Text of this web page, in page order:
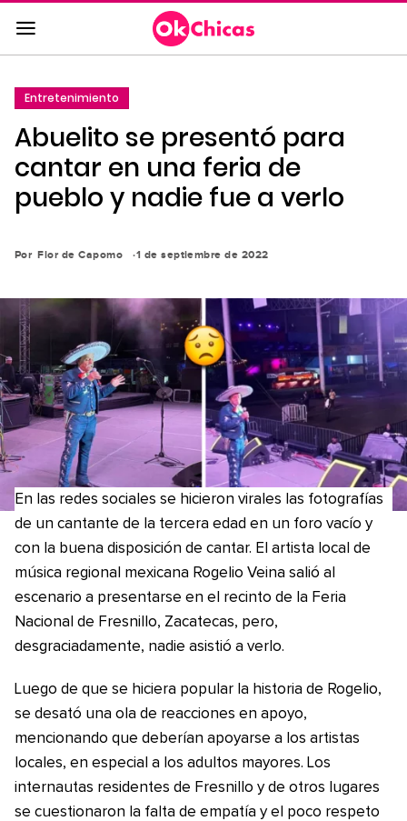
Saltar
al
contenido
a
la
navegación
principal
Entretenimiento
Abuelito se presentó para
cantar en una feria de
pueblo y nadie fue a verlo
Por Flor de Capomo 1 de septiembre de 2022
En las redes sociales se hicieron virales las fotografías
de un cantante de la tercera edad en un foro vacío y
con la buena disposición de cantar. El artista local de
música regional mexicana Rogelio Veina salió al
escenario a presentarse en el recinto de la Feria
Nacional de Fresnillo, Zacatecas, pero,
desgraciadamente, nadie asistió a verlo.
Luego de que se hiciera popular la historia de Rogelio,
se desató una ola de reacciones en apoyo,
mencionando que deberían apoyarse a los artistas
locales, en especial a los adultos mayores. Los
internautas residentes de Fresnillo y de otros lugares
se cuestionaron la falta de empatía y el poco respeto